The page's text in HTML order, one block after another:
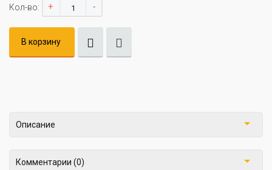
Кол-во: + -
В корзину
Описание
Комментарии (0)